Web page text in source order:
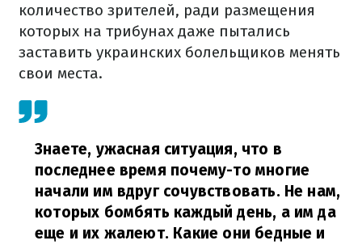
количество зрителей, ради размещения
которых на трибунах даже пытались
заставить украинских болельщиков менять
свои места.
Знаете, ужасная ситуация, что в
последнее время почему-то многие
начали им вдруг сочувствовать. Не нам,
которых бомбять каждый день, а им да
еще и их жалеют. Какие они бедные и